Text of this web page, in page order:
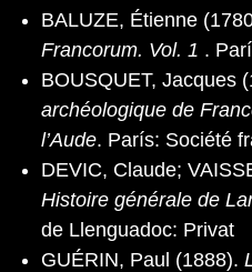
BALUZE, Étienne
Francorum. Vol. 1 .
BOUSQUET, Jacques
archéologique de
l’Aude. París: Société
DEVIC, Claude;
Histoire générale de
de Llenguadoc: Privat
GUÉRIN, Paul (1888).